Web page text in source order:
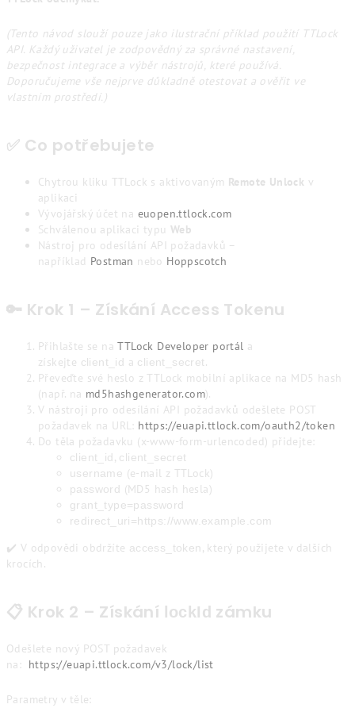
(Tento návod slouží pouze jako ilustrační příklad použití TTLock
API. Každý uživatel je zodpovědný za správné nastavení,
bezpečnost integrace a výběr nástrojů, které používá.
Doporučujeme vše nejprve důkladně otestovat a ověřit ve
vlastním prostředí.)
✅ Co potřebujete
Chytrou kliku TTLock s aktivovaným Remote Unlock v
aplikaci
Vývojářský účet na euopen.ttlock.com
Schválenou aplikaci typu Web
Nástroj pro odesílání API požadavků –
například Postman nebo Hoppscotch
🔑 Krok 1 – Získání Access Tokenu
Přihlašte se na TTLock Developer portál a
získejte client_id a client_secret.
Převeďte své heslo z TTLock mobilní aplikace na MD5 hash
(např. na md5hashgenerator.com).
V nástroji pro odesílání API požadavků odešlete POST
požadavek na URL: https://euapi.ttlock.com/oauth2/token
Do těla požadavku (x-www-form-urlencoded) přidejte:
client_id, client_secret
username (e‑mail z TTLock)
password (MD5 hash hesla)
grant_type=password
redirect_uri=https://www.example.com
✔️ V odpovědi obdržíte access_token, který použijete v dalších
krocích.
📋 Krok 2 – Získání lockId zámku
Odešlete nový POST požadavek
na:
https://euapi.ttlock.com/v3/lock/list
Parametry v těle: